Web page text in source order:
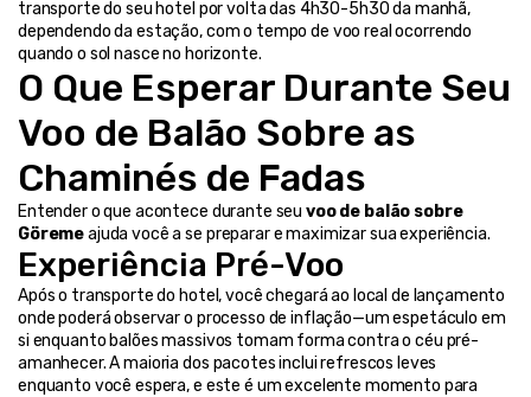
transporte do seu hotel por volta das 4h30-5h30 da manhã,
dependendo da estação, com o tempo de voo real ocorrendo
quando o sol nasce no horizonte.
O Que Esperar Durante Seu
Voo de Balão Sobre as
Chaminés de Fadas
Entender o que acontece durante seu voo de balão sobre
Göreme ajuda você a se preparar e maximizar sua experiência.
Experiência Pré-Voo
Após o transporte do hotel, você chegará ao local de lançamento
onde poderá observar o processo de inflação—um espetáculo em
si enquanto balões massivos tomam forma contra o céu pré-
amanhecer. A maioria dos pacotes inclui refrescos leves
enquanto você espera, e este é um excelente momento para